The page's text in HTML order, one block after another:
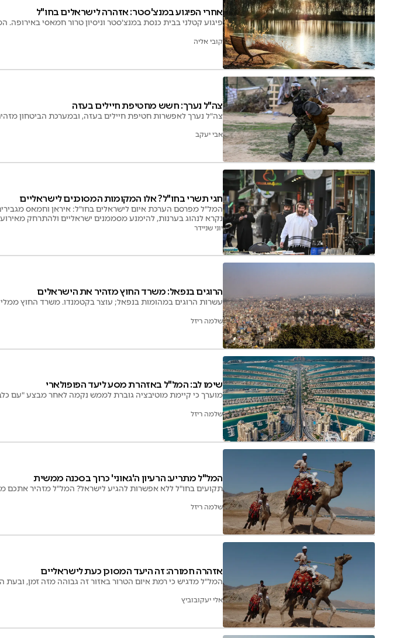
אחרי הפיגוע במנצ'סטר: אזהרה לישראלים בחו"ל
פיגוע קטלני בבית כנסת במנצ'סטר וניסיון טרור חמאסי
קובי אליה
צה"ל נערך: חשש מחטיפת חיילים בעזה
צה"ל נערך לאפשרות חטיפת חיילים בעזה, ובמערכת הביטחון
אבי יעקב
חגי תשרי בחו"ל? אלו המקומות המסוכנים לישראליים
המל"ל מפרסם הערכת איום לישראלים בחו"ל: איראן וחמאס
נקרא לנהוג בערנות, להימנע מסממנים ישראליים ולהתרחק
יוני שניידר
הרוגים בנפאל: משרד החוץ מזהיר את הישראלים
עשרות הרוגים במהומות בנפאל; עוצר בקטמנדו. משרד החוץ
שלמה ריזל
שימו לב: המל"ל באזהרת מסע ליעד הפופולארי
מוערך כי קיימת מוטיבציה גוברת לממש נקמה לאחר מבצע "עם
שלמה ריזל
המל"ל מתריע: הרעיון ה'גאוני' כרוך בסכנה ממשית
תקועים בחו"ל ללא אפשרות להגיע לישראל? המל"ל מזהיר אתכם מפני צעדים פזיזים שעלולים לסכן אתכם
שלמה ריזל
אזהרה חמורה: זה היעד המסוכן כעת לישראליים
המל"ל מדגיש כי רמת איום הטרור באזור זה גבוהה מזה זמן, ובעת
אלי יעקובוביץ